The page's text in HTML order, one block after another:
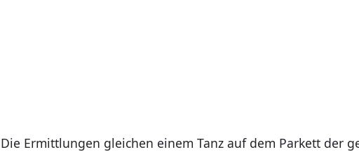
Die Ermittlungen gleichen einem Tanz auf dem Parkett der